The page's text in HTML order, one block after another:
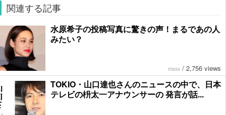
関連する記事
水原希子の投稿写真に驚きの声！まるであの人
みたい？
mass / 2,756 views
TOKIO・山口達也さんのニュースの中で、日本
テレビの枡太一アナウンサーの 発言が話...